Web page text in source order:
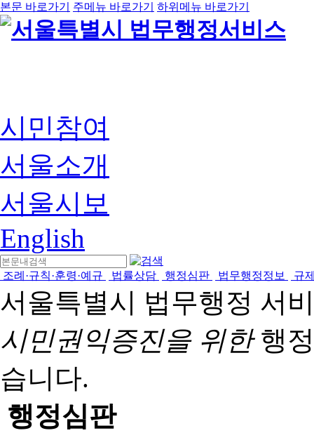
본문 바로가기 주메뉴 바로가기 하위메뉴 바로가기
시민참여
서울소개
서울시보
English
조례·규칙·훈령·예규 법률상담 행정심판 법무행정정보 규
서울특별시 법무행정 서
시민권익증진을 위한행
습니다.
행정심판